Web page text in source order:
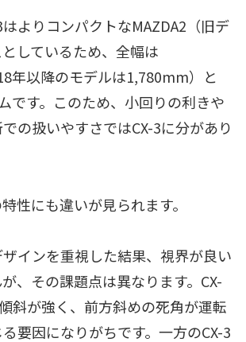
よりコンパクトなMAZDA2（旧デ
しているため、全幅は
年以降のモデルは1,780mm）と
です。このため、小回りの利きや
の扱いやすさではCX-3に分があり
性にも違いが見られます。
インを重視した結果、視界が良い
、その課題点は異なります。CX-
斜が強く、前方斜めの死角が運転
要因になりがちです。一方のCX-3